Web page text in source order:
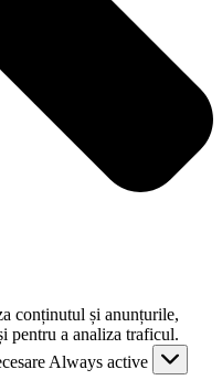
conținutul și anunțurile,
pentru a analiza traficul.
Always active